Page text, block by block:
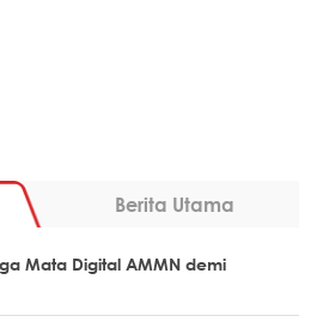
Berita Utama
Mata Digital AMMN demi